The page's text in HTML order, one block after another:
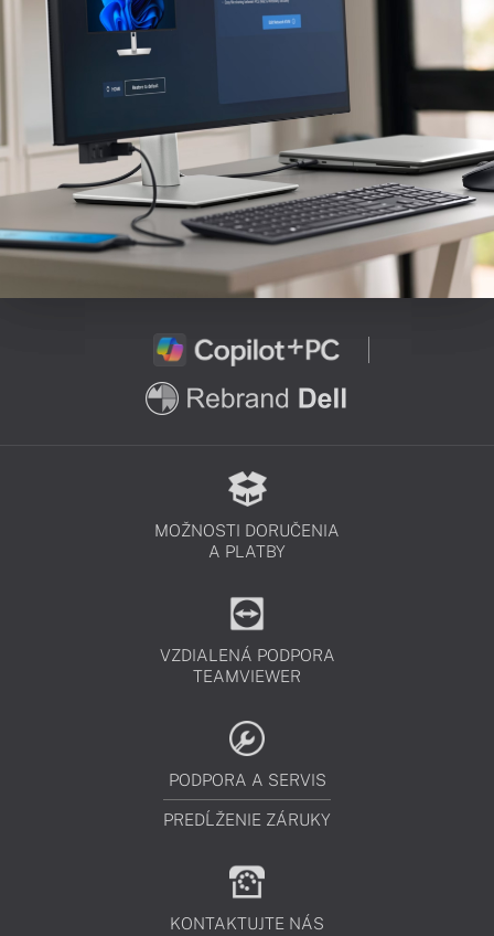
MOŽNOSTI DORUČENIA
A PLATBY
VZDIALENÁ PODPORA
TEAMVIEWER
PODPORA A SERVIS
PREDĹŽENIE ZÁRUKY
KONTAKTUJTE NÁS